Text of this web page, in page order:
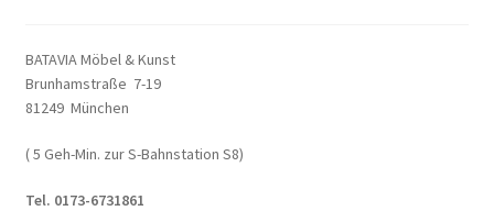
BATAVIA Möbel & Kunst
Brunhamstraße 7-19
81249 München
( 5 Geh-Min. zur S-Bahnstation S8)
Tel. 0173-6731861